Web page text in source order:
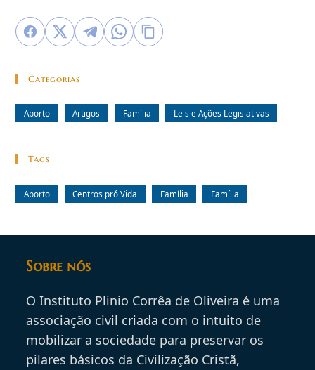
Categorias
Aborto Artigos Família Leis e Ações Legislativas
Tags
Aborto Centros pró Vida Família Família
Sobre nós
O Instituto Plinio Corrêa de Oliveira é uma
associação civil criada com o intuito de
mobilizar a sociedade para preservar os
pilares básicos da Civilização Cristã,